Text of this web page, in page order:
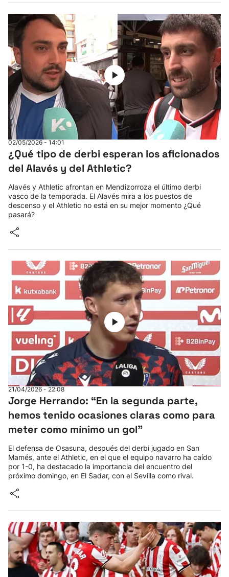
02/05/2026 - 14:01
¿Qué tipo de derbi esperan los aficionados
del Alavés y del Athletic?
Alavés y Athletic afrontan en Mendizorroza el último derbi
vasco de la temporada. El Alavés mira a los puestos de
descenso y el Athletic no está en su mejor momento ¿Qué
pasará?
21/04/2026 - 22:08
Jorge Herrando: “En la segunda parte,
hemos tenido ocasiones claras como para
meter como mínimo un gol”
El defensa de Osasuna, después del derbi jugado en San
Mamés, ante el Athletic, en el que el equipo navarro ha caído
por 1-0, ha destacado la importancia del encuentro del
próximo domingo, en El Sadar, con el Sevilla como rival.